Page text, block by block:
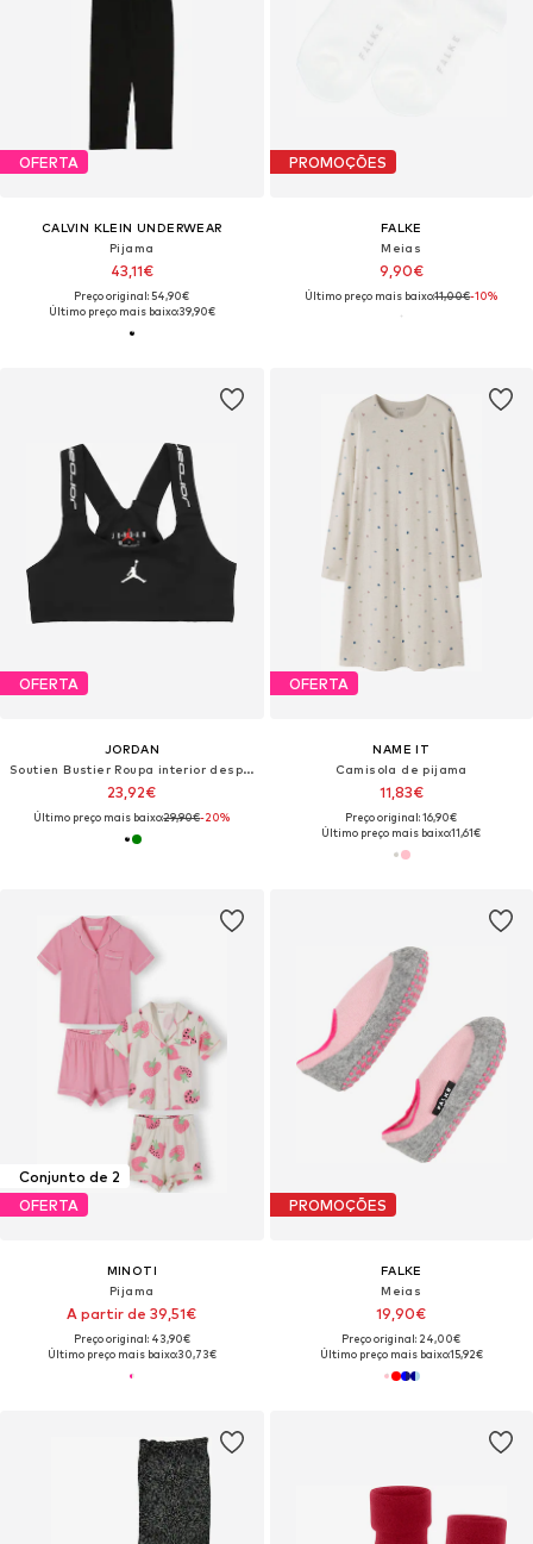
OFERTA
CALVIN KLEIN UNDERWEAR
Pijama
43,11€
Preço original: 54,90€
Último preço mais baixo:39,90€
PROMOÇÕES
FALKE
Meias
9,90€
Último preço mais baixo:11,00€-10%
OFERTA
JORDAN
Soutien Bustier Roupa interior desportiva
23,92€
Último preço mais baixo:29,90€-20%
OFERTA
NAME IT
Camisola de pijama
11,83€
Preço original: 16,90€
Último preço mais baixo:11,61€
Conjunto de 2
OFERTA
MINOTI
Pijama
A partir de 39,51€
Preço original: 43,90€
Último preço mais baixo:30,73€
PROMOÇÕES
FALKE
Meias
19,90€
Preço original: 24,00€
Último preço mais baixo:15,92€